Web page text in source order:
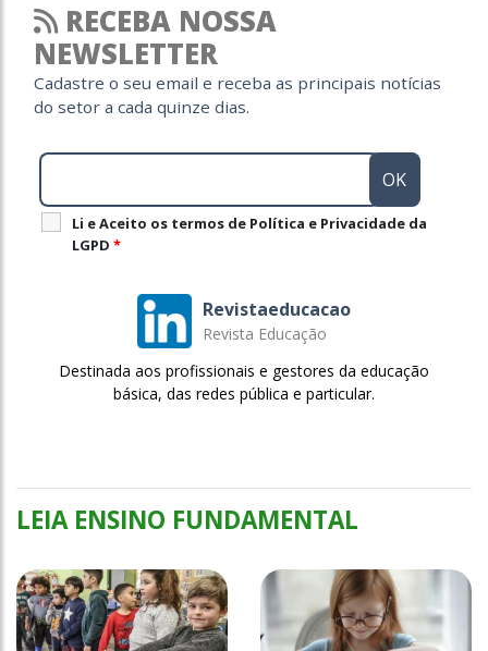
RECEBA NOSSA
NEWSLETTER
Cadastre o seu email e receba as principais notícias
do setor a cada quinze dias.
Li e Aceito os termos de Política e Privacidade da
LGPD *
Revistaeducacao
Revista Educação
Destinada aos profissionais e gestores da educação
básica, das redes pública e particular.
LEIA ENSINO FUNDAMENTAL